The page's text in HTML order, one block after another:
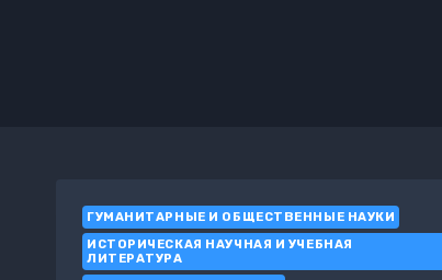
ГУМАНИТАРНЫЕ И ОБЩЕСТВЕННЫЕ НАУКИ
ИСТОРИЧЕСКАЯ НАУЧНАЯ И УЧЕБНАЯ
ЛИТЕРАТУРА